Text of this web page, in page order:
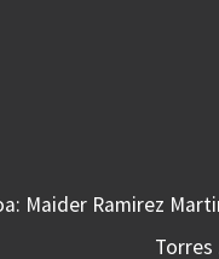
Maider Ramirez